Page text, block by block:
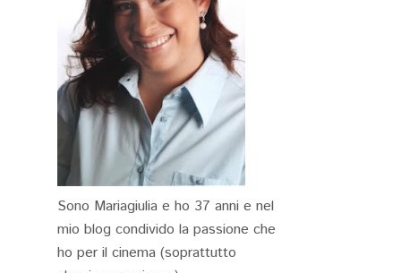
Sono Mariagiulia e ho 37 anni e nel
mio blog condivido la passione che
ho per il cinema (soprattutto